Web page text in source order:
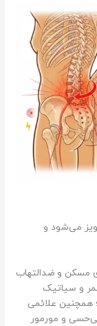
می‌شود و
مسکن و ضدالتهاب
و سیاتیک
همچنین علائمی
و مورمور